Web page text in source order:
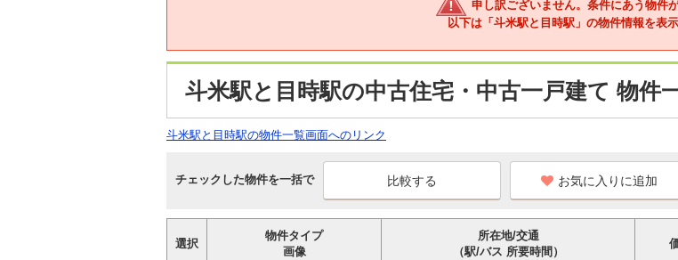
申し訳ございません。条件にあう物件
以下は「斗米駅と目時駅」の物件情報を表示
斗米駅と目時駅の中古住宅・中古一戸建て 物件
斗米駅と目時駅の物件一覧画面へのリンク
チェックした物件を一括で お気に入りに追加
選択
物件タイプ
画像
所在地/交通
（駅/バス 所要時間）